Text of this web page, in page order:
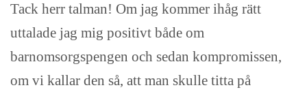
Tack herr talman! Om jag kommer ihåg rätt
uttalade jag mig positivt både om
barnomsorgspengen och sedan kompromissen,
om vi kallar den så, att man skulle titta på